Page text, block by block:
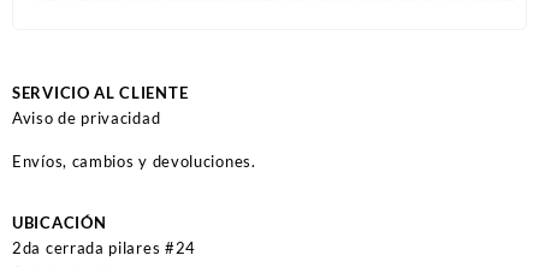
SERVICIO AL CLIENTE
Aviso de privacidad
Envíos, cambios y devoluciones.
UBICACIÓN
2da cerrada pilares #24